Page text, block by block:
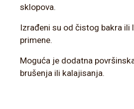
sklopova.
Izrađeni su od čistog bakra ili
primene.
Moguća je dodatna
brušenja ili kalajisanja.